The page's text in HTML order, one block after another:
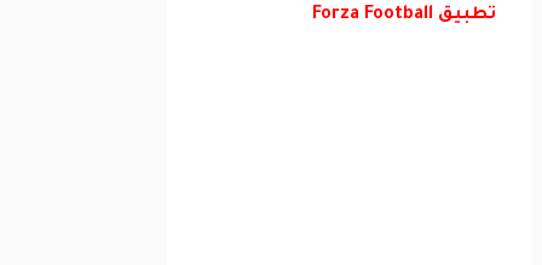
تطبيق Forza Football